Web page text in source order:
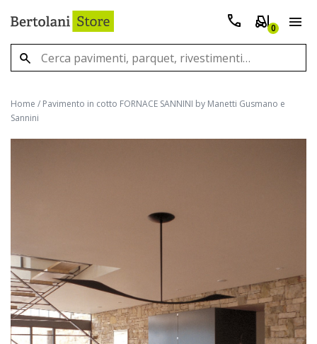
0
Home / Pavimento in cotto FORNACE SANNINI by Manetti Gusmano e
Sannini